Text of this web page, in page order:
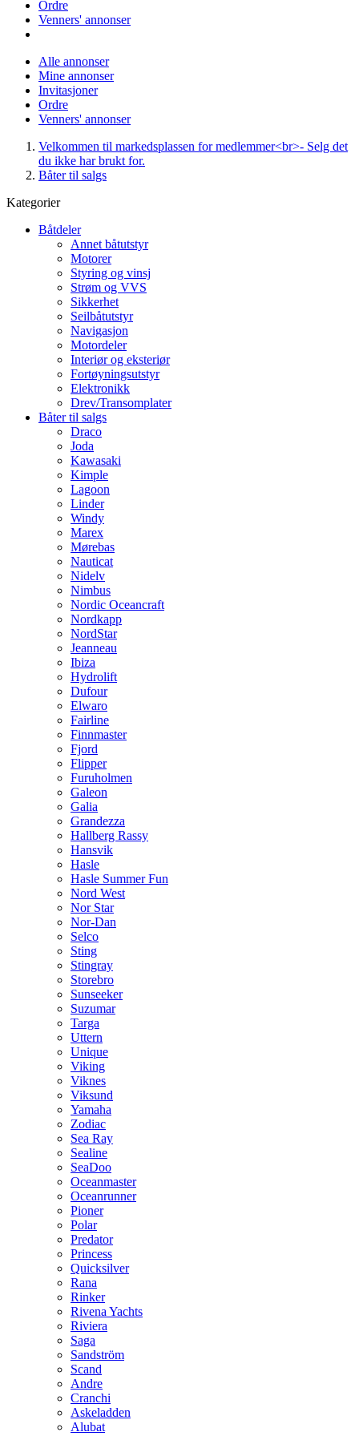
Ordre
Venners' annonser
Alle annonser
Mine annonser
Invitasjoner
Ordre
Venners' annonser
Velkommen til markedsplassen for medlemmer<br>- Selg det
du ikke har brukt for.
Båter til salgs
Kategorier
Båtdeler
Annet båtutstyr
Motorer
Styring og vinsj
Strøm og VVS
Sikkerhet
Seilbåtutstyr
Navigasjon
Motordeler
Interiør og eksteriør
Fortøyningsutstyr
Elektronikk
Drev/Transomplater
Båter til salgs
Draco
Joda
Kawasaki
Kimple
Lagoon
Linder
Windy
Marex
Mørebas
Nauticat
Nidelv
Nimbus
Nordic Oceancraft
Nordkapp
NordStar
Jeanneau
Ibiza
Hydrolift
Dufour
Elwaro
Fairline
Finnmaster
Fjord
Flipper
Furuholmen
Galeon
Galia
Grandezza
Hallberg Rassy
Hansvik
Hasle
Hasle Summer Fun
Nord West
Nor Star
Nor-Dan
Selco
Sting
Stingray
Storebro
Sunseeker
Suzumar
Targa
Uttern
Unique
Viking
Viknes
Viksund
Yamaha
Zodiac
Sea Ray
Sealine
SeaDoo
Oceanmaster
Oceanrunner
Pioner
Polar
Predator
Princess
Quicksilver
Rana
Rinker
Rivena Yachts
Riviera
Saga
Sandström
Scand
Andre
Cranchi
Askeladden
Alubat